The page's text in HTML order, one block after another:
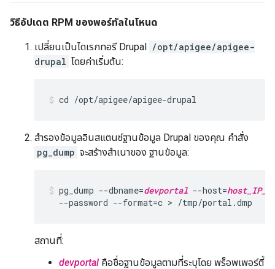
วิธีอัปเดต RPM ของพอร์ทัลในโหนด
เปลี่ยนเป็นไดเรกทอรี Drupal /opt/apigee/apigee-
drupal โดยค่าเริ่มต้น:
cd /opt/apigee/apigee-drupal
สำรองข้อมูลอินสแตนซ์ฐานข้อมูล Drupal ของคุณ คำสั่ง
pg_dump จะสร้างสำเนาของ ฐานข้อมูล:
pg_dump --dbname=devportal --host=
  --password --format=c > /tmp/portal.dmp
สถานที่:
devportal คือชื่อฐานข้อมูลตามที่ระบุโดย พร็อพเพอร์ตี้